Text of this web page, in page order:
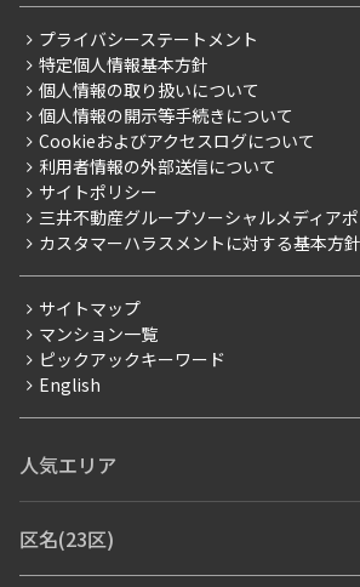
こだわりから探す
こだわり一覧
プレミアムマンション
新築
当社限定（港区・渋谷区）
当社限定（港区・渋谷区以外）
三井不動産企画
賃料改定
フリーレント
ペット可
ブランドマンション
ご入居・提携サービス
お部屋探しからご契約まで
よくあるご質問
社宅紹介
【仲介会社様向け】当社仲介事業部取り
会社情報
事業案内
採用情報
ニュースリリース
お問い合わせ
プライバシーステートメント
特定個人情報基本方針
個人情報の取り扱いについて
個人情報の開示等手続きについて
Cookieおよびアクセスログについて
利用者情報の外部送信について
サイトポリシー
三井不動産グループソーシャルメディア
カスタマーハラスメントに対する基本方針
サイトマップ
マンション一覧
ピックアックキーワード
English
人気エリア
青山・表参道・原宿
区名(23区)